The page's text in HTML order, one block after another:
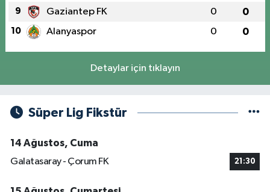
9 Gaziantep FK 0 0
10 Alanyaspor 0 0
Detaylar için tıklayın
Süper Lig Fikstür
14 Ağustos, Cuma
Galatasaray - Çorum FK
21:30